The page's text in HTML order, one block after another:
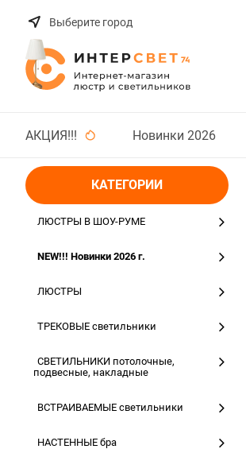
Выберите город
АКЦИЯ!!! Новинки 2026
КАТЕГОРИИ
ЛЮСТРЫ В ШОУ-РУМЕ
NEW!!! Новинки 2026 г.
ЛЮСТРЫ
ТРЕКОВЫЕ светильники
СВЕТИЛЬНИКИ потолочные,
подвесные, накладные
ВСТРАИВАЕМЫЕ светильники
НАСТЕННЫЕ бра